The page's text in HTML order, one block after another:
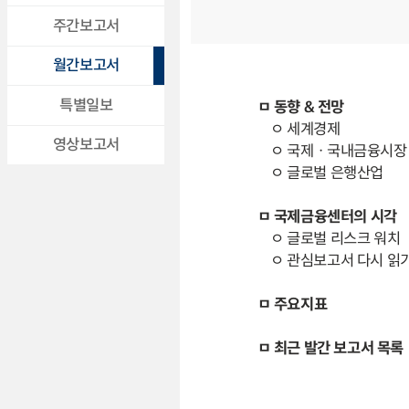
주간보고서
월간보고서
특별일보
영상보고서
ㅁ 동향 & 전망
ㅇ 세계경제
ㅇ 국제ㆍ국내금융시장
ㅇ 글로벌 은행산업
ㅁ 국제금융센터의 시각
ㅇ 글로벌 리스크 워치
ㅇ 관심보고서 다시 읽기
ㅁ 주요지표
ㅁ 최근 발간 보고서 목록